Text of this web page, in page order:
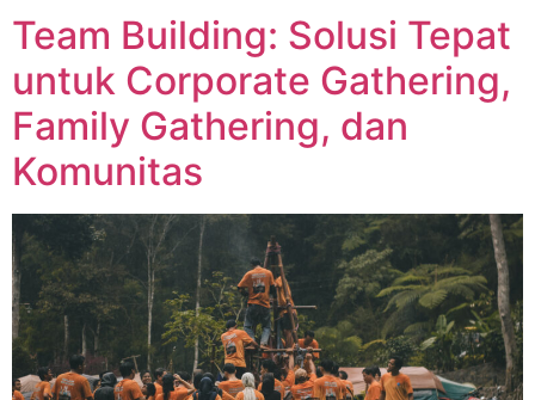
Team Building: Solusi Tepat
untuk Corporate Gathering,
Family Gathering, dan
Komunitas